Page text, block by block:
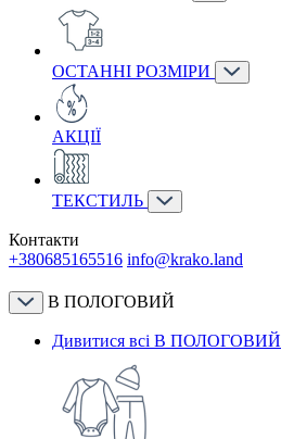
ОСТАННІ РОЗМІРИ
АКЦІЇ
ТЕКСТИЛЬ
Контакти
+380685165516 info@krako.land
В ПОЛОГОВИЙ
Дивитися всі В ПОЛОГОВИЙ